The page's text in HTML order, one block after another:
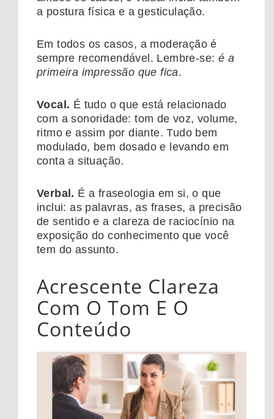
a postura física e a gesticulação.
Em todos os casos, a moderação é
sempre recomendável. Lembre-se: é a
primeira impressão que fica.
Vocal. É tudo o que está relacionado
com a sonoridade: tom de voz, volume,
ritmo e assim por diante. Tudo bem
modulado, bem dosado e levando em
conta a situação.
Verbal. É a fraseologia em si, o que
inclui: as palavras, as frases, a precisão
de sentido e a clareza de raciocínio na
exposição do conhecimento que você
tem do assunto.
Acrescente Clareza
Com O Tom E O
Conteúdo